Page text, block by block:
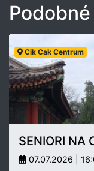
Cik Cak Centrum
SENIORI NA
07.07.2026 |